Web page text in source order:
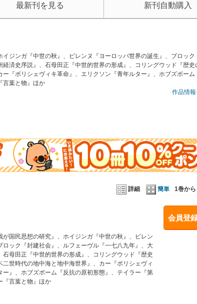
最新刊を見る 新刊自動購入
ジンガ『中世の秋』、ピレンヌ『ヨーロッパ世界の誕生』、ブロック
済史序説』、石母田正『中世的世界の形成』、コリングウッド『歴史
『ボリシェヴィキ革命』、エリクソン『青年ルター』、ホブズボーム
言葉と物』ほか
作品情
詳細 簡単 1巻から
会員登
国民思想の研究』、ホイジンガ『中世の秋』、ピレン
ロック『封建社会』、ルフェーヴル『一七八九年』、大
母田正『中世的世界の形成』、コリングウッド『歴史
世時代の地中海と地中海世界』、カー『ボリシェヴィ
ー』、ホブズボーム『反抗の原初形態』、テイラー『第
『言葉と物』ほか